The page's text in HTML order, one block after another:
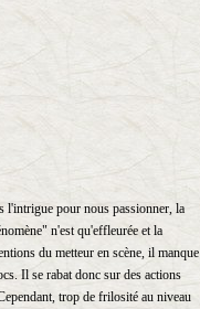
l'intrigue pour nous passionner, la
n'est qu'effleurée et la
du metteur en scène, il manque
Il se rabat donc sur des actions
trop de frilosité au niveau